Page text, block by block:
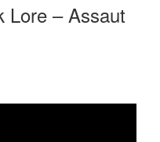
Lore – Assaut